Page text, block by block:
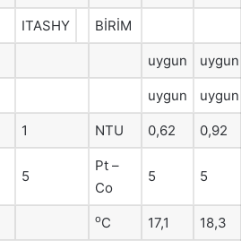
ITASHY BİRİM
uygun uygun
uygun uygun
1 NTU 0,62 0,92
5
Pt –
Co
5 5
oC 17,1 18,3